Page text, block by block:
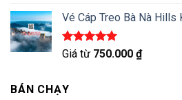
5 sao
Vé Cáp Treo Bà Nà Hills
Được xếp
Giá từ 750.000 ₫
BÁN CHẠY